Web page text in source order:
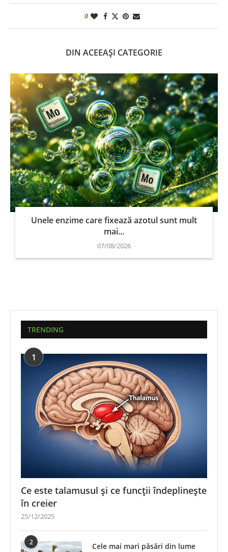
0
DIN ACEEAȘI CATEGORIE
Unele enzime care fixează azotul sunt mult
mai...
07/08/2026
TRENDING
1
Ce este talamusul și ce funcții îndeplinește
în creier
25/12/2025
2 Cele mai mari păsări din lume